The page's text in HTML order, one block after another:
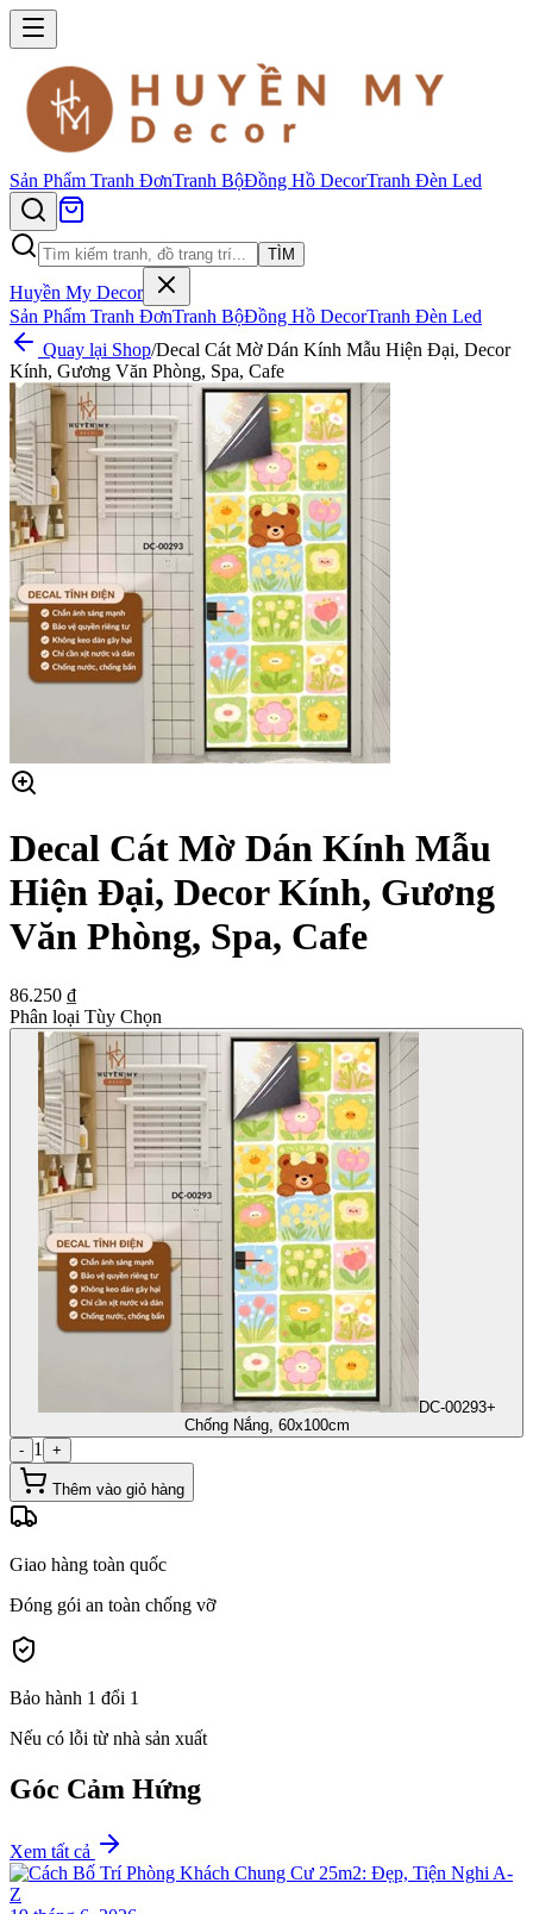
Sản Phẩm Tranh ĐơnTranh BộĐồng Hồ DecorTranh Đèn Led
TÌM
Huyền My Decor
Sản Phẩm Tranh ĐơnTranh BộĐồng Hồ DecorTranh Đèn Led
Quay lại Shop/Decal Cát Mờ Dán Kính Mẫu Hiện Đại, Decor
Kính, Gương Văn Phòng, Spa, Cafe
Decal Cát Mờ Dán Kính Mẫu
Hiện Đại, Decor Kính, Gương
Văn Phòng, Spa, Cafe
86.250 ₫
Phân loại Tùy Chọn
DC-00293+
Chống Nắng, 60x100cm
- 1 +
Thêm vào giỏ hàng
Giao hàng toàn quốc
Đóng gói an toàn chống vỡ
Bảo hành 1 đổi 1
Nếu có lỗi từ nhà sản xuất
Góc Cảm Hứng
Xem tất cả